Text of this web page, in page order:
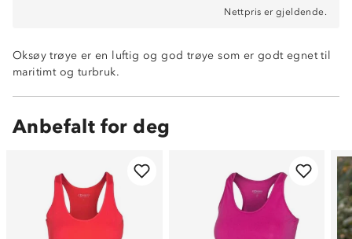
Nettpris er gjeldende.
Oksøy trøye er en luftig og god trøye som er godt egnet til
maritimt og turbruk.
Anbefalt for deg